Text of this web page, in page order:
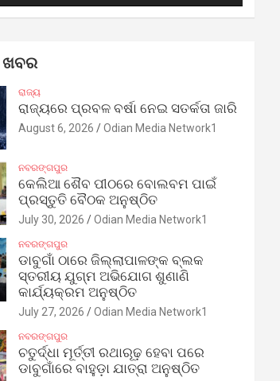
ଖବର
ରାଜ୍ୟ
ରାଜ୍ୟରେ ପ୍ରବଳ ବର୍ଷା ନେଇ ସତର୍କତା ଜାରି
August 6, 2026 Odian Media Network1
ନବରଙ୍ଗପୁର
କେଲିଆ ଶୈବ ପୀଠରେ ବୋଲବମ ପାଇଁ
ପ୍ରସ୍ତୁତି ବୈଠକ ଅନୁଷ୍ଠିତ
July 30, 2026 Odian Media Network1
ନବରଙ୍ଗପୁର
ଡାବୁଗାଁ ଠାରେ ଜିଲ୍ଲାପାଳଙ୍କ ବ୍ଲକ
ସ୍ତରୀୟ ଯୁଗ୍ମ ଅଭିଯୋଗ ଶୁଣାଣି
କାର୍ଯ୍ୟକ୍ରମ ଅନୁଷ୍ଠିତ
July 27, 2026 Odian Media Network1
ନବରଙ୍ଗପୁର
ଚତୁର୍ଦ୍ଧା ମୂର୍ତ୍ତୀ ରଥାରୂଢ଼ ହେବା ପରେ
ଡାବୁଗାଁରେ ବାହୁଡ଼ା ଯାତ୍ରା ଅନୁଷ୍ଠିତ